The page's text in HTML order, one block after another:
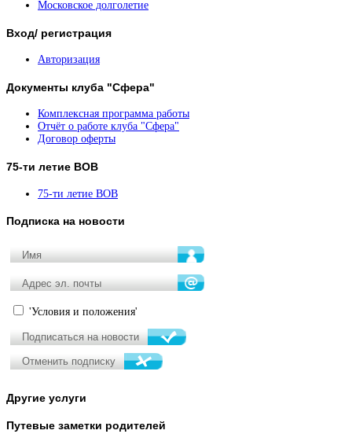
Московское долголетие
Вход/ регистрация
Авторизация
Документы клуба "Сфера"
Комплексная программа работы
Отчёт о работе клуба "Сфера"
Договор оферты
75-ти летие ВОВ
75-ти летие ВОВ
Подписка на новости
'Условия и положения'
Другие услуги
Путевые заметки родителей